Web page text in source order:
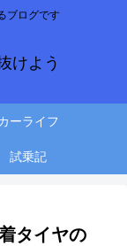
ブログです
けよう
ーライフ
試乗記
タイヤの